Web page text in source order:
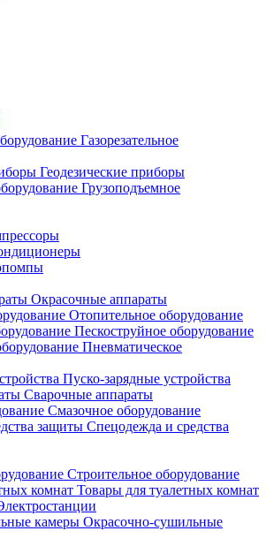
Газорезательное
Геодезические приборы
Грузоподъемное
Окрасочные аппараты
Отопительное оборудование
Пескоструйное оборудование
Пневматическое
Пуско-зарядные устройства
Сварочные аппараты
Смазочное оборудование
Спецодежда и средства
Строительное оборудование
Товары для туалетных комнат
Окрасочно-сушильные